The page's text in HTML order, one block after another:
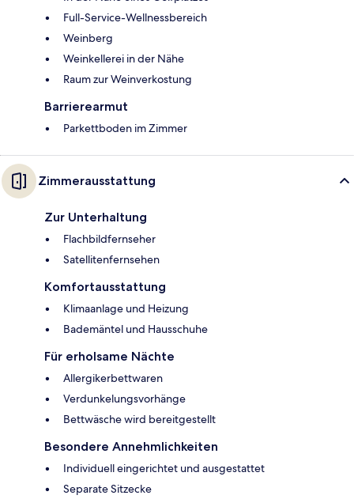
Full-Service-Wellnessbereich
Weinberg
Weinkellerei in der Nähe
Raum zur Weinverkostung
Barrierearmut
Parkettboden im Zimmer
Zimmerausstattung
Zur Unterhaltung
Flachbildfernseher
Satellitenfernsehen
Komfortausstattung
Klimaanlage und Heizung
Bademäntel und Hausschuhe
Für erholsame Nächte
Allergikerbettwaren
Verdunkelungsvorhänge
Bettwäsche wird bereitgestellt
Besondere Annehmlichkeiten
Individuell eingerichtet und ausgestattet
Separate Sitzecke